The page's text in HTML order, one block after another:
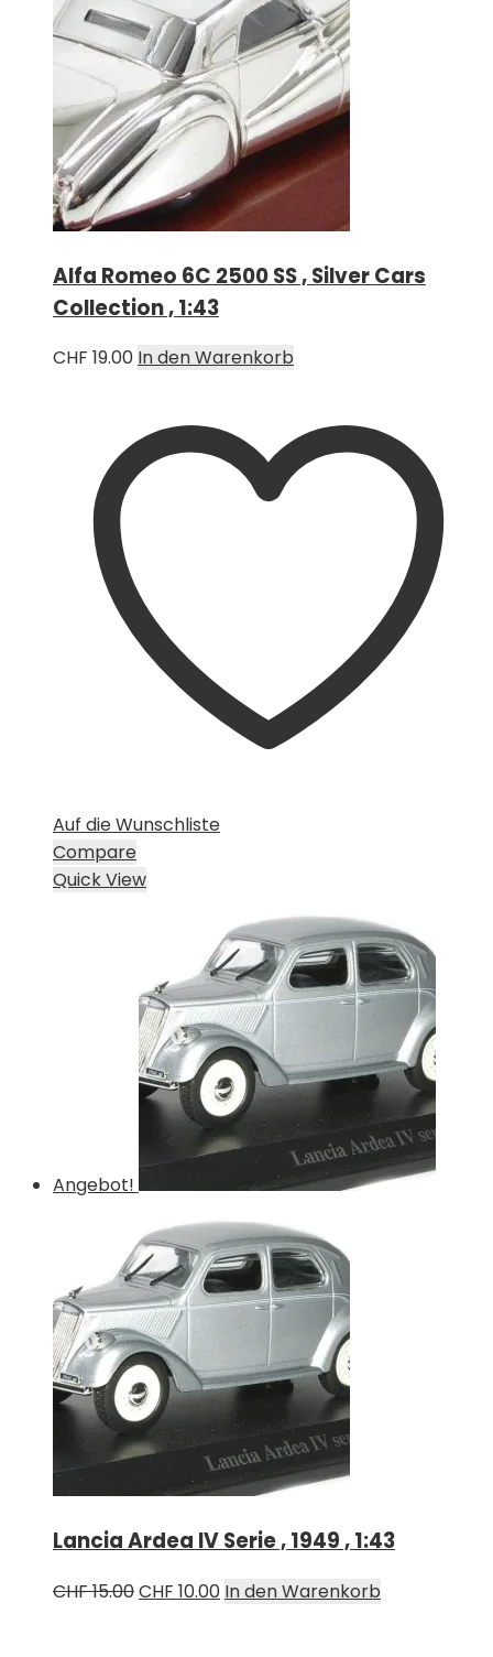
Alfa Romeo 6C 2500 SS , Silver Cars
Collection , 1:43
CHF 19.00 In den Warenkorb
Auf die Wunschliste
Compare
Quick View
Angebot!
Lancia Ardea IV Serie , 1949 , 1:43
CHF15.00Ursprünglicher
CHF 10.00Aktueller
In den Warenkorb